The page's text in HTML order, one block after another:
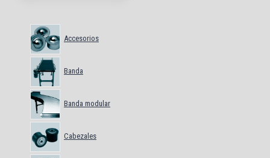
Accesorios
Banda
Banda modular
Cabezales